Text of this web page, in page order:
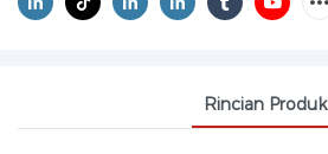
Rincian Produk